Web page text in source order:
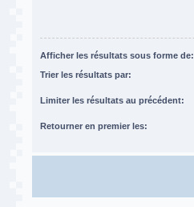
Afficher les résultats sous forme de:
Trier les résultats par:
Limiter les résultats au précédent:
Retourner en premier les: